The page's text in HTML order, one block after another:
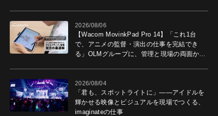
2026/08/06
【Wacom MovinkPad Pro 14】「これ1台
で、アニメの監督・演出の仕事を完結でき
る」OLMグループに、管理と現場の両面から
2026/08/04
「君も、スポットライトに」――アイドルを
輝かせる映像とビジュアルを現場でつくる、
imaginateの仕事